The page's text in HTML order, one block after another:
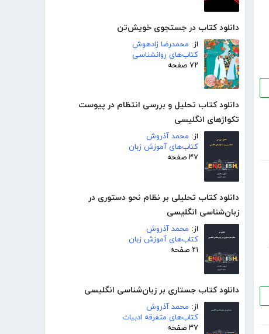
دانلود کتاب در جستجوی خویش‌تن
از: محمدرضا زادهوش
کتاب‌های روانشناسی
۷۲ صفحه
دانلود کتاب تحلیل و بررسی انتظام در پیوست
تکواژهای انگلیسی
از: محمد آذروش
کتاب‌های آموزش زبان
۳۷ صفحه
دانلود کتاب تحلیلی بر نظام نحو دستوری در
زبان‌شناسی انگلیسی
از: محمد آذروش
کتاب‌های آموزش زبان
۲۱ صفحه
دانلود کتاب جستاری بر زبان‌شناسی انگلیسی
از: محمد آذروش
کتاب‌های متفرقه ادبیات
۳۷ صفحه